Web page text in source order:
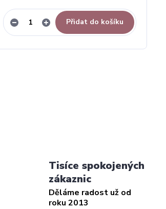
Přidat do košíku
Tisíce spokojených
zákaznic
Děláme radost už od
roku 2013